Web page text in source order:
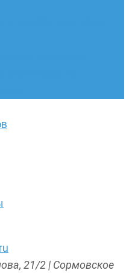
21/2 | Сормовское